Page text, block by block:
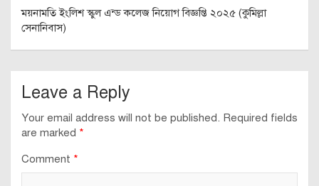
ময়নামতি ইংলিশ স্কুল এন্ড কলেজ নিয়োগ বিজ্ঞপ্তি ২০২৫ (কুমিল্লা
সেনানিবাস)
Leave a Reply
Your email address will not be published. Required fields
are marked *
Comment *